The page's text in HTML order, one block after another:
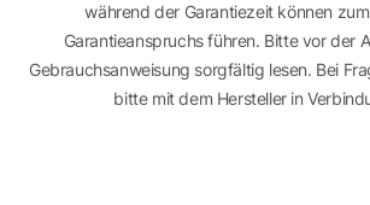
während der Garantiezeit können
Garantieanspruchs führen. Bitte vor der
Gebrauchsanweisung sorgfältig lesen. Bei
bitte mit dem Hersteller in